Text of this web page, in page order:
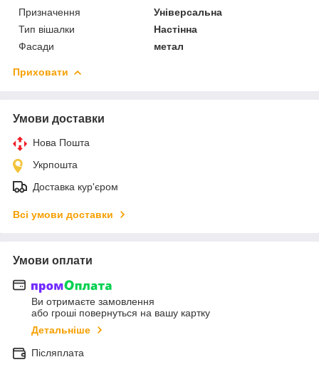
Призначення
Універсальна
Тип вішалки
Настінна
Фасади
метал
Приховати
Умови доставки
Нова Пошта
Укрпошта
Доставка кур'єром
Всі умови доставки
Умови оплати
Ви отримаєте замовлення
або гроші повернуться на вашу картку
Детальніше
Післяплата